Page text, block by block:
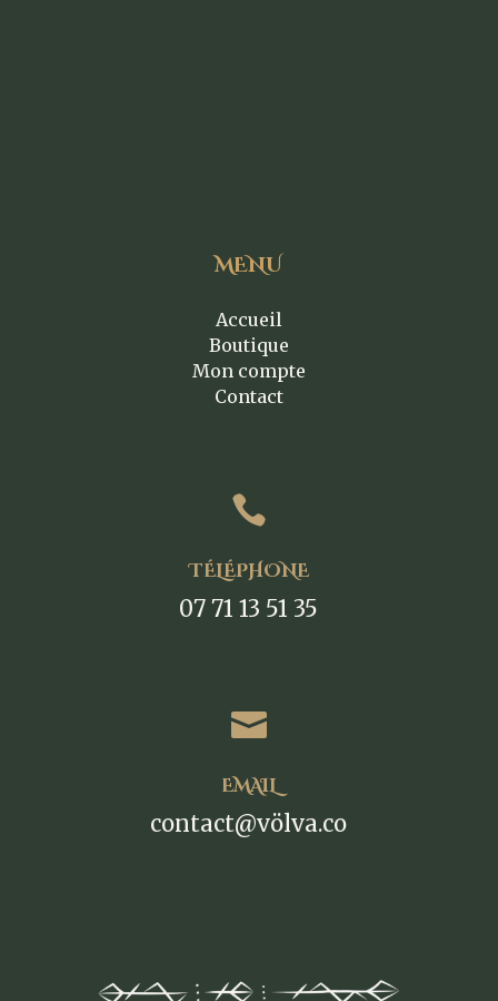
MENU
Accueil
Boutique
Mon compte
Contact

TÉLÉPHONE
07 71 13 51 35

EMAIL
contact@völva.co